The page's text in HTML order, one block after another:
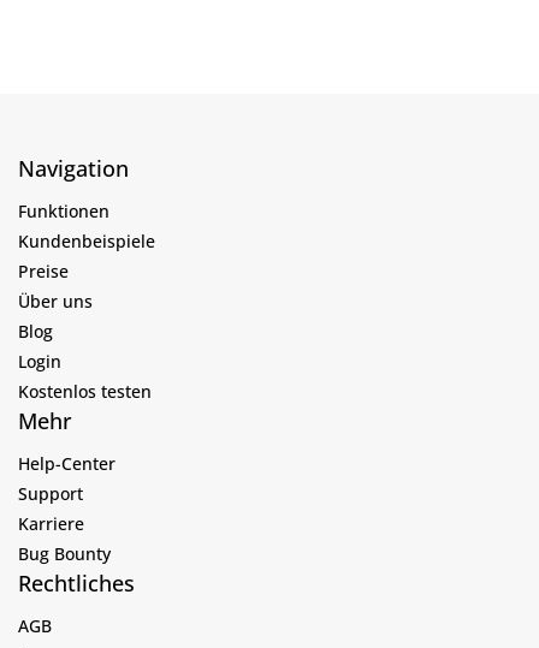
Navigation
Funktionen
Kundenbeispiele
Preise
Über uns
Blog
Login
Kostenlos testen
Mehr
Help-Center
Support
Karriere
Bug Bounty
Rechtliches
AGB